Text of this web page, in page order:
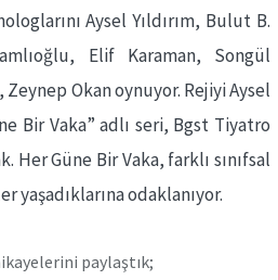
Aysel Yıldırım, Bulut B.
Elif Karaman, Songül
Zeynep Okan oynuyor. Rejiyi Aysel
Bir Vaka” adlı seri, Bgst Tiyatro
Her Güne Bir Vaka, farklı sınıfsal
yaşadıklarına odaklanıyor.
paylaştık;